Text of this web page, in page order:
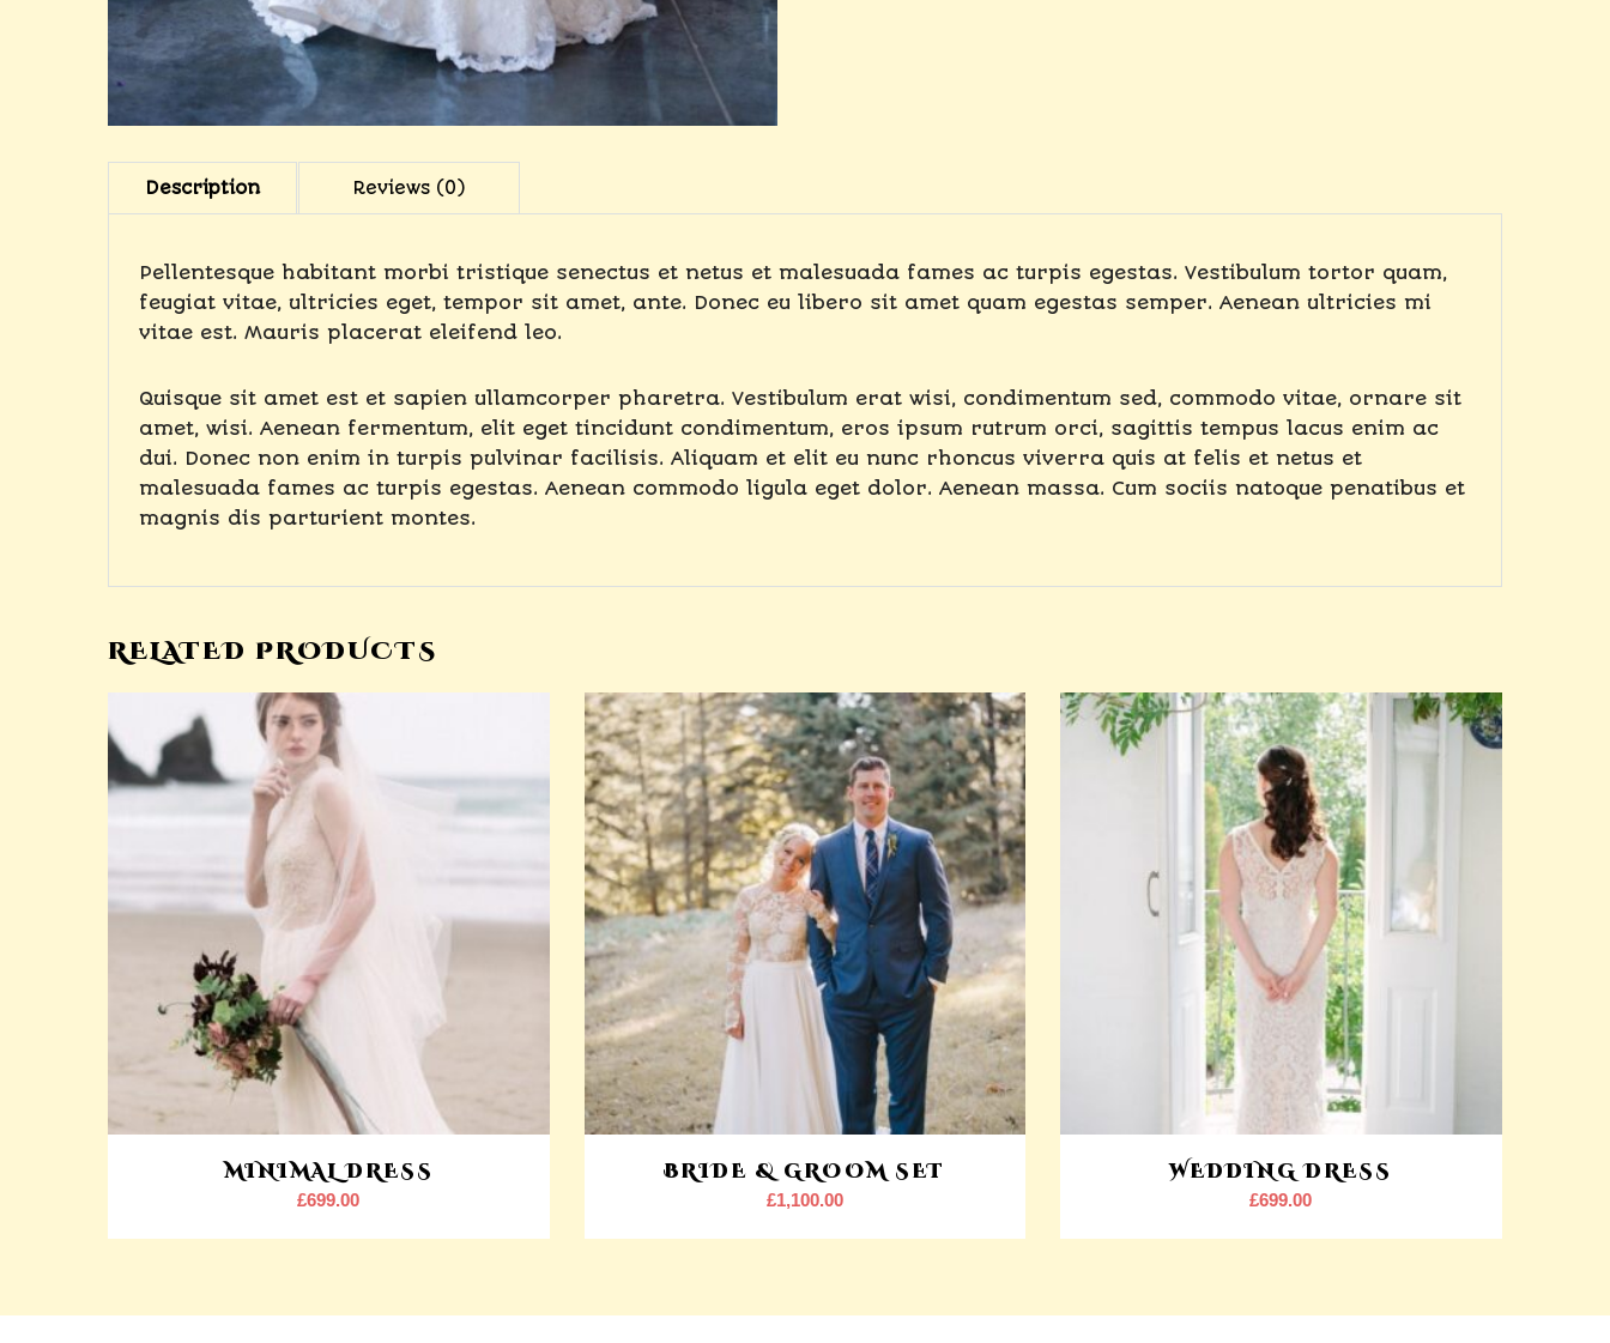
Pellentesque habitant morbi tristique senectus et netus et malesuada fames ac turpis egestas. Vestibulum tortor quam,
feugiat vitae, ultricies eget, tempor sit amet, ante. Donec eu libero sit amet quam egestas semper. Aenean ultricies mi
vitae est. Mauris placerat eleifend leo.
Quisque sit amet est et sapien ullamcorper pharetra. Vestibulum erat wisi, condimentum sed, commodo vitae, ornare sit
amet, wisi. Aenean fermentum, elit eget tincidunt condimentum, eros ipsum rutrum orci, sagittis tempus lacus enim ac
dui. Donec non enim in turpis pulvinar facilisis. Aliquam et elit eu nunc rhoncus viverra quis at felis et netus et
malesuada fames ac turpis egestas. Aenean commodo ligula eget dolor. Aenean massa. Cum sociis natoque penatibus et
magnis dis parturient montes.
RELATED PRODUCTS
MINIMAL DRESS
£699.00
BRIDE & GROOM SET
£1,100.00
WEDDING DRESS
£699.00